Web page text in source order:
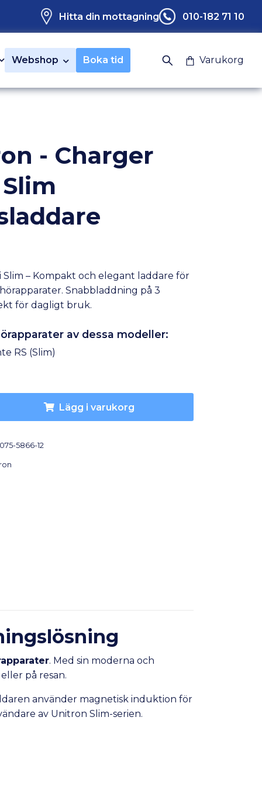
Hitta din mottagning 010-182 71 10
Webshop Boka tid Varukorg
- Charger
Slim – Kompakt och elegant laddare för
Snabbladdning på 3
för dagligt bruk.
av dessa modeller:
RS (Slim)
Lägg i varukorg
5866-12
. Med sin moderna och
på resan.
använder magnetisk induktion för
av Unitron Slim-serien.